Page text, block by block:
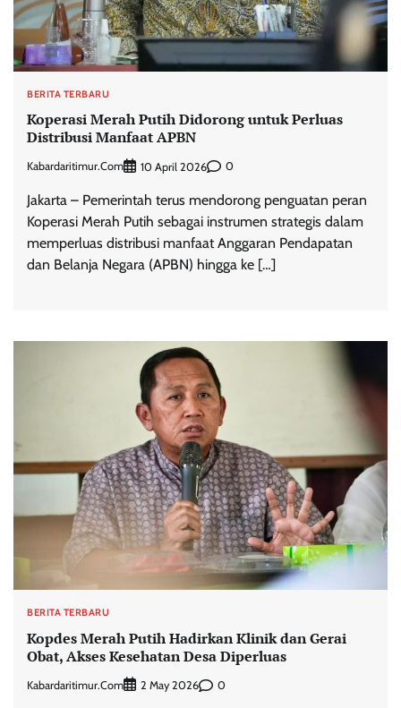
BERITA TERBARU
Koperasi Merah Putih Didorong untuk Perluas
Distribusi Manfaat APBN
Kabardaritimur.com 10 April 2026 0
Jakarta – Pemerintah terus mendorong penguatan peran
Koperasi Merah Putih sebagai instrumen strategis dalam
memperluas distribusi manfaat Anggaran Pendapatan
dan Belanja Negara (APBN) hingga ke […]
BERITA TERBARU
Kopdes Merah Putih Hadirkan Klinik dan Gerai
Obat, Akses Kesehatan Desa Diperluas
Kabardaritimur.com 2 May 2026 0